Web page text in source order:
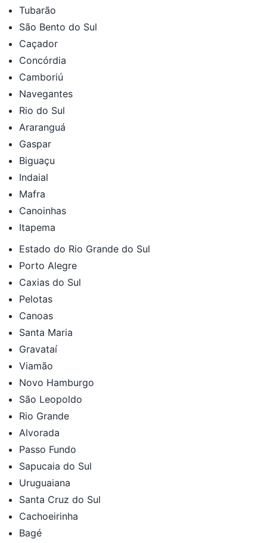
Tubarão
São Bento do Sul
Caçador
Concórdia
Camboriú
Navegantes
Rio do Sul
Araranguá
Gaspar
Biguaçu
Indaial
Mafra
Canoinhas
Itapema
Estado do Rio Grande do Sul
Porto Alegre
Caxias do Sul
Pelotas
Canoas
Santa Maria
Gravataí
Viamão
Novo Hamburgo
São Leopoldo
Rio Grande
Alvorada
Passo Fundo
Sapucaia do Sul
Uruguaiana
Santa Cruz do Sul
Cachoeirinha
Bagé